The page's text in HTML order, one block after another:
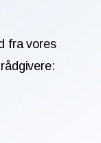
fra vores